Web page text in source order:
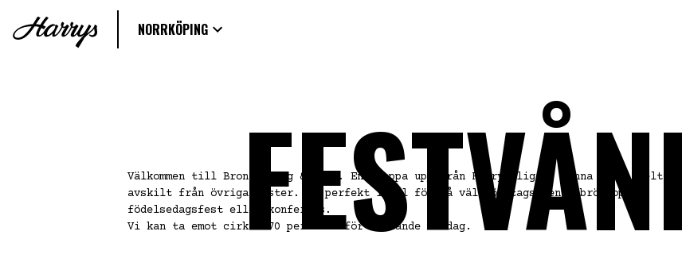
NORRKÖPING
Välkommen till Bron Salong & Scen. En trappa upp från Harrys ligger denna lokal helt
avskilt från övriga gäster. En perfekt lokal för så väl företagsevent, bröllop,
födelsedagsfest eller konferens.
Vi kan ta emot cirka 170 personer för sittande middag.